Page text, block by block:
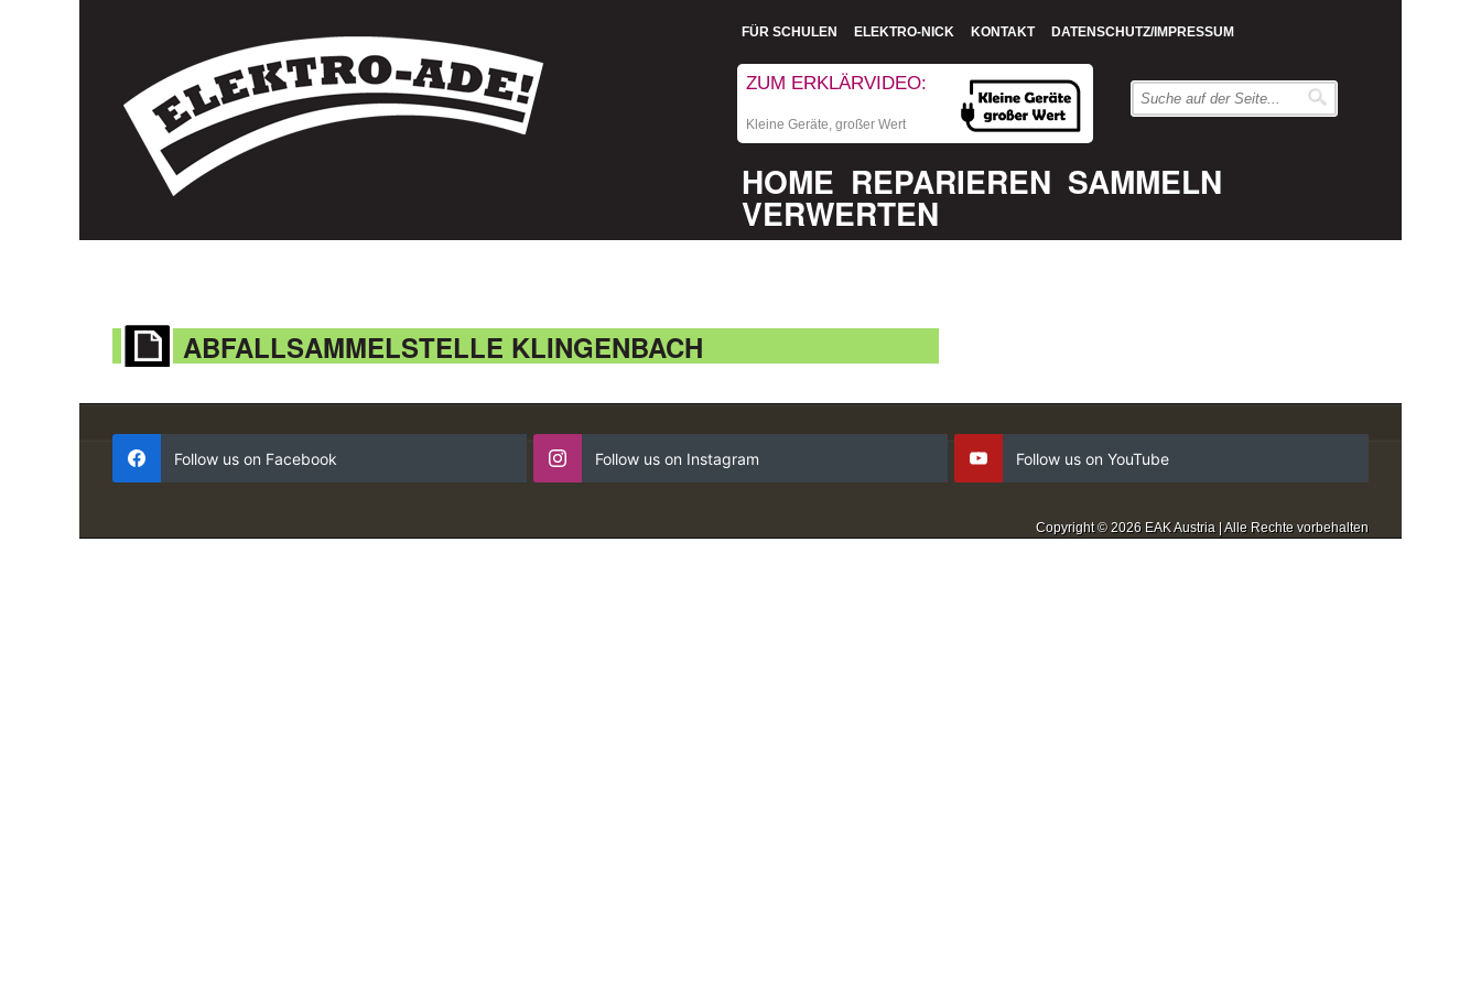
FÜR SCHULEN ELEKTRO-NICK KONTAKT DATENSCHUTZ/IMPRESSUM
ZUM ERKLÄRVIDEO:
Kleine Geräte, großer Wert
HOME REPARIEREN SAMMELN
VERWERTEN
ABFALLSAMMELSTELLE KLINGENBACH
Follow us on Facebook Follow us on Instagram Follow us on YouTube
Copyright © 2026 EAK Austria | Alle Rechte vorbehalten